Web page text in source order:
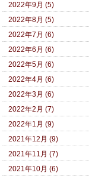
2022年9月 (5)
2022年8月 (5)
2022年7月 (6)
2022年6月 (6)
2022年5月 (6)
2022年4月 (6)
2022年3月 (6)
2022年2月 (7)
2022年1月 (9)
2021年12月 (9)
2021年11月 (7)
2021年10月 (6)